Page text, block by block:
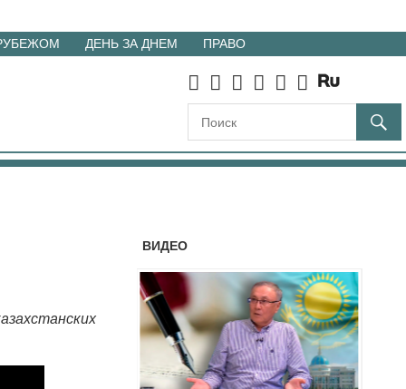
ДЕНЬ ЗА ДНЕМ ПРАВО
ВИДЕО